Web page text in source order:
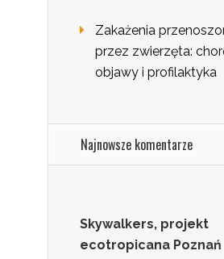
Zakażenia
przez zwierzęta:
objawy i profilaktyka
Najnowsze komentarze
Skywalkers, projekt
ecotropicana Poznań